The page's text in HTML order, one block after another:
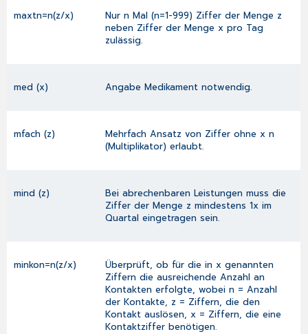
maxtn=n(z/x)
Nur n Mal (n=1-999) Ziffer der Menge z
neben Ziffer der Menge x pro Tag
zulässig.
med (x) Angabe Medikament notwendig.
mfach (z)
Mehrfach Ansatz von Ziffer ohne x n
(Multiplikator) erlaubt.
mind (z)
Bei abrechenbaren Leistungen muss die
Ziffer der Menge z mindestens 1x im
Quartal eingetragen sein.
minkon=n(z/x)
Überprüft, ob für die in x genannten
Ziffern die ausreichende Anzahl an
Kontakten erfolgte, wobei n = Anzahl
der Kontakte, z = Ziffern, die den
Kontakt auslösen, x = Ziffern, die eine
Kontaktziffer benötigen.